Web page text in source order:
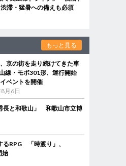
滞・猛暑への備えも必須
もっと見る
京の街を走り続けてきた車
線・モボ301形、運行開始
ベントを開催
月6日
長と和歌山」 和歌山市立博
るRPG 「時渡り」、
始